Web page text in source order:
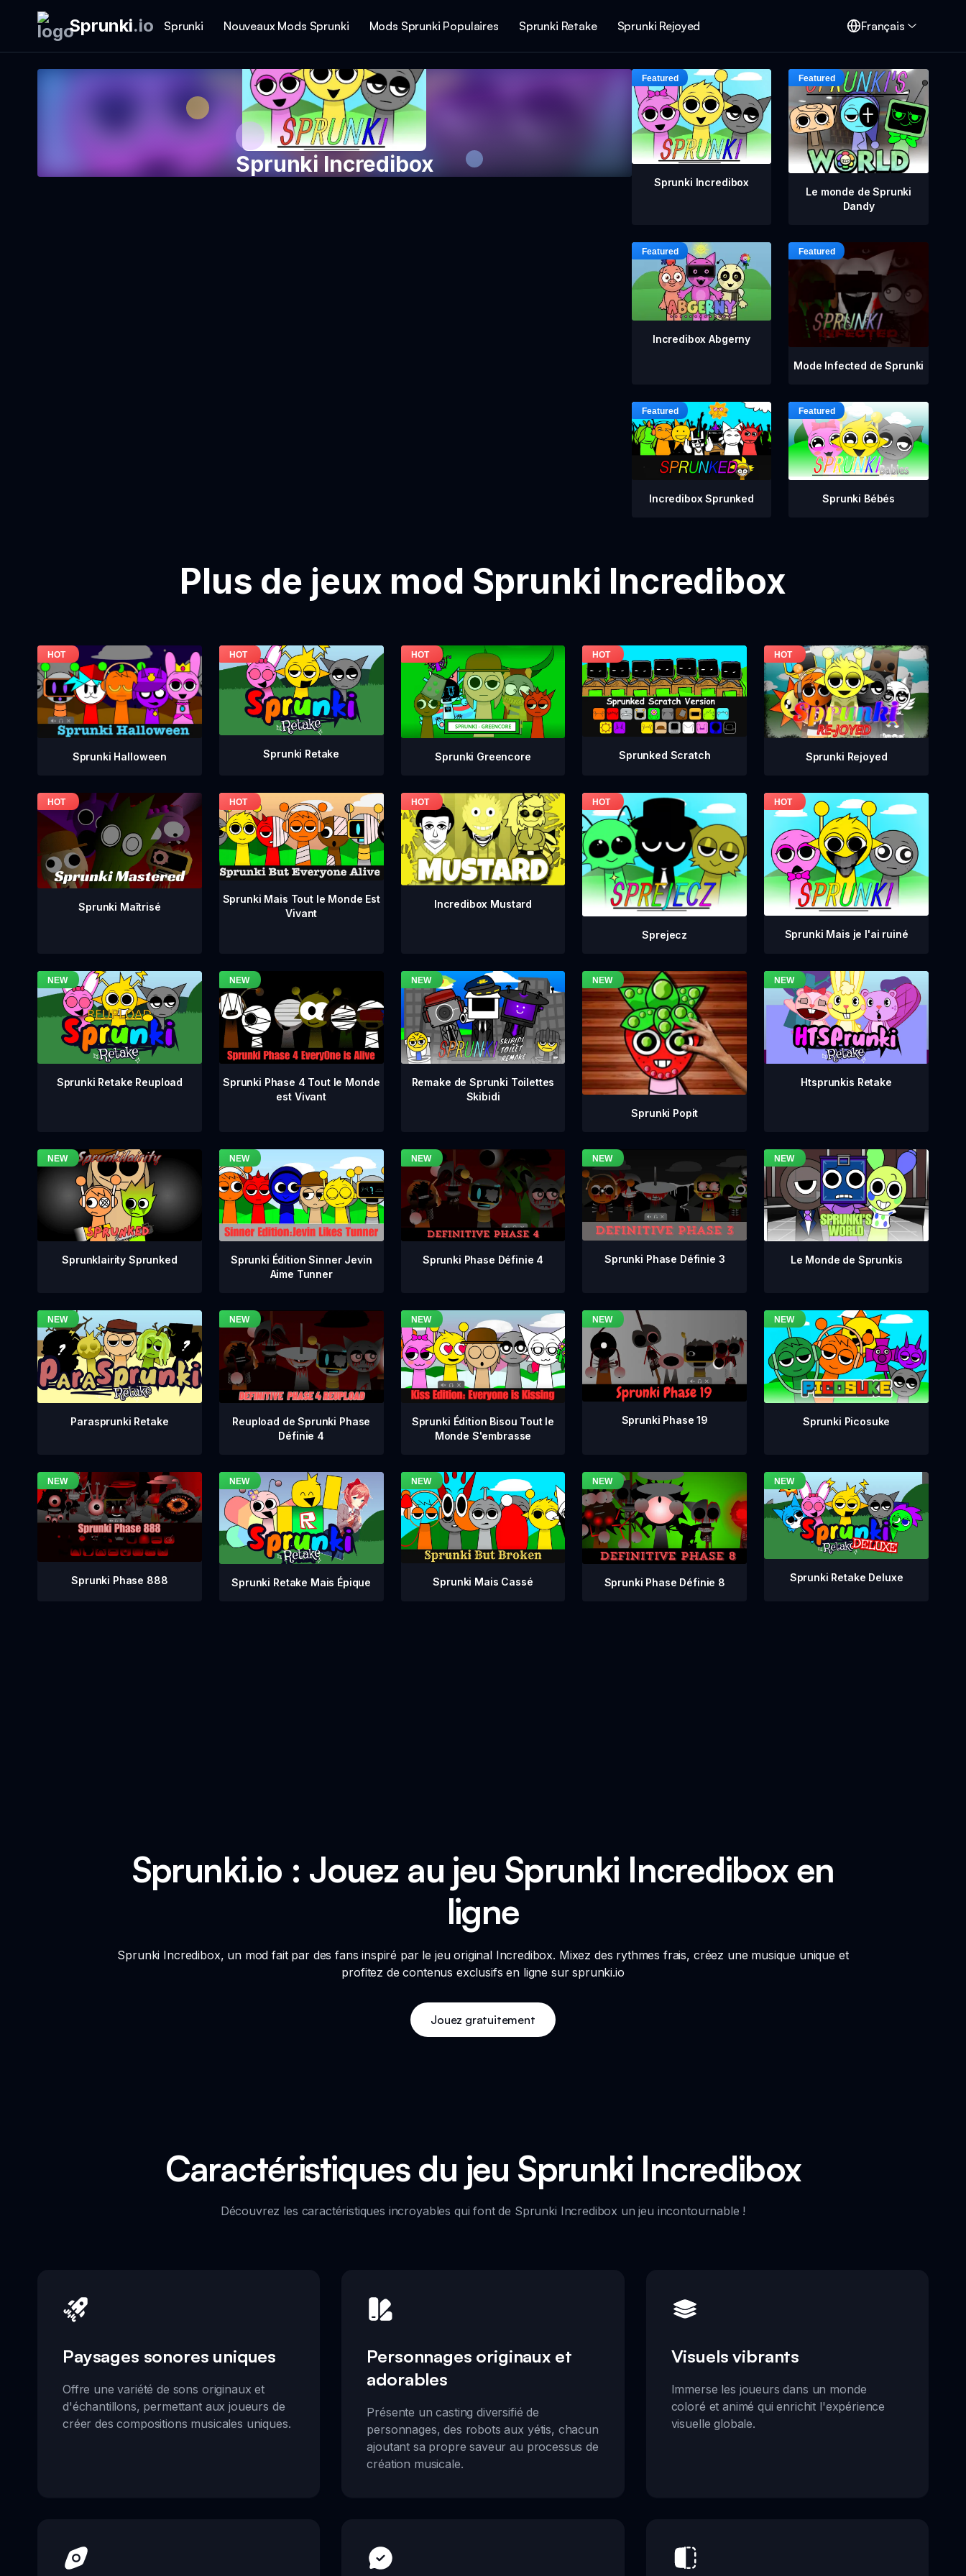
Sprunki.io Sprunki Nouveaux Mods Sprunki Mods Sprunki Populaires Sprunki Retake Sprunki Rejoyed Français
Sprunki Incredibox
Sprunki Incredibox
Le monde de Sprunki
Dandy
Incredibox Abgerny
Mode Infected de Sprunki
Incredibox Sprunked Sprunki Bébés
Plus de jeux mod Sprunki Incredibox
Sprunki Halloween Sprunki Retake Sprunki Greencore Sprunked Scratch Sprunki Rejoyed
Sprunki Maîtrisé
Sprunki Mais Tout le Monde Est
Vivant
Incredibox Mustard
Sprejecz Sprunki Mais je l'ai ruiné
Sprunki Retake Reupload
Sprunki Phase 4 Tout le Monde
est Vivant
Remake de Sprunki Toilettes
Skibidi
Sprunki Popit
Htsprunkis Retake
Sprunklairity Sprunked
Sprunki Édition Sinner Jevin
Aime Tunner
Sprunki Phase Définie 4 Sprunki Phase Définie 3 Le Monde de Sprunkis
Parasprunki Retake
Reupload de Sprunki Phase
Définie 4
Sprunki Édition Bisou Tout le
Monde S'embrasse
Sprunki Phase 19 Sprunki Picosuke
Sprunki Phase 888 Sprunki Retake Mais Épique Sprunki Mais Cassé Sprunki Phase Définie 8 Sprunki Retake Deluxe
Sprunki.io : Jouez au jeu Sprunki Incredibox en
ligne
Sprunki Incredibox, un mod fait par des fans inspiré par le jeu original Incredibox. Mixez des rythmes frais, créez une musique unique et
profitez de contenus exclusifs en ligne sur sprunki.io
Jouez gratuitement
Caractéristiques du jeu Sprunki Incredibox
Découvrez les caractéristiques incroyables qui font de Sprunki Incredibox un jeu incontournable !
Paysages sonores uniques
Offre une variété de sons originaux et
d'échantillons, permettant aux joueurs de
créer des compositions musicales uniques.
Personnages originaux et
adorables
Présente un casting diversifié de
personnages, des robots aux yétis, chacun
ajoutant sa propre saveur au processus de
création musicale.
Visuels vibrants
Immerse les joueurs dans un monde
coloré et animé qui enrichit l'expérience
visuelle globale.